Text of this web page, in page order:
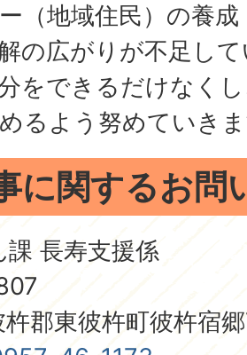
（地域住民）の養
の広がりが不足し
をできるだけなく
るよう努めていき
に関するお問
長寿支援係
郡東彼杵町彼杵宿